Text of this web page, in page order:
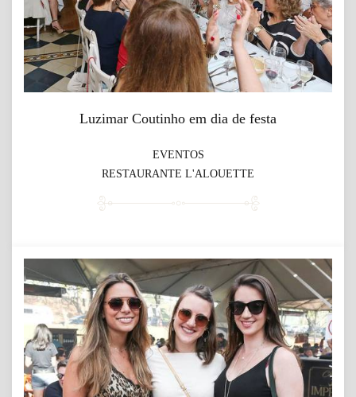
Luzimar Coutinho em dia de festa
EVENTOS
RESTAURANTE L'ALOUETTE